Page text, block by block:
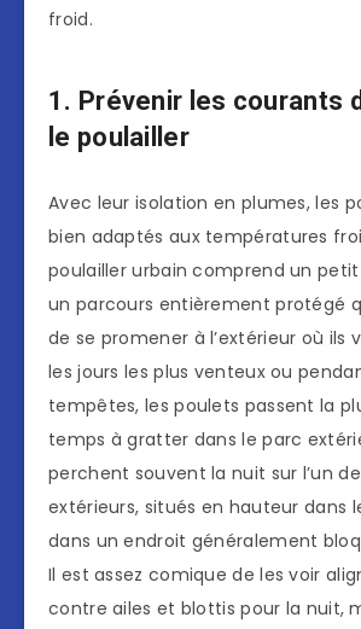
froid.
1. Prévenir les courants
le poulailler
Avec leur isolation en plumes, les
bien adaptés aux températures
poulailler urbain comprend un
un parcours entièrement protégé
de se promener à l’extérieur où ils
les jours les plus venteux ou
tempêtes, les poulets passent la
temps à gratter dans le parc
perchent souvent la nuit sur l’un
extérieurs, situés en hauteur dans
dans un endroit généralement
Il est assez comique de les voir
contre ailes et blottis pour la nuit,